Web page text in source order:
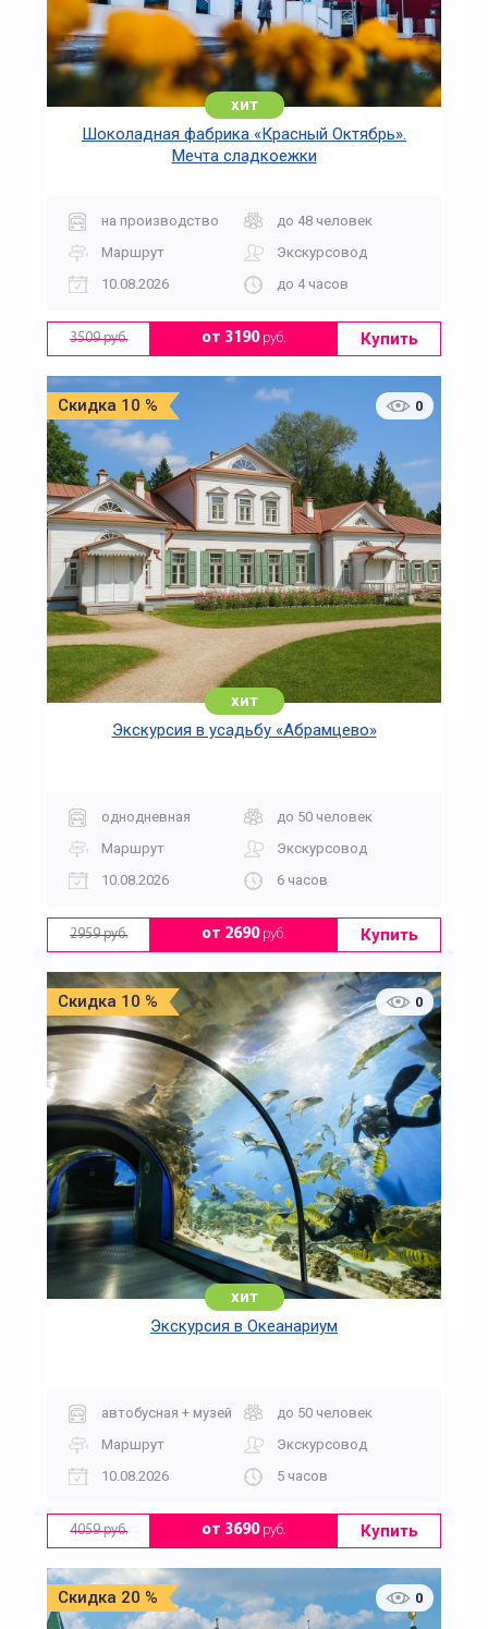
хит
Шоколадная фабрика «Красный Октябрь».
Мечта сладкоежки
на производство
до 48 человек
Маршрут
Экскурсовод
10.08.2026
до 4 часов
3509 руб. от 3190руб. Купить
Скидка 10 % 0
хит
Экскурсия в усадьбу «Абрамцево»
однодневная
до 50 человек
Маршрут
Экскурсовод
10.08.2026
6 часов
2959 руб. от 2690руб. Купить
Скидка 10 % 0
хит
Экскурсия в Океанариум
автобусная + музей
до 50 человек
Маршрут
Экскурсовод
10.08.2026
5 часов
4059 руб. от 3690руб. Купить
Скидка 20 % 0